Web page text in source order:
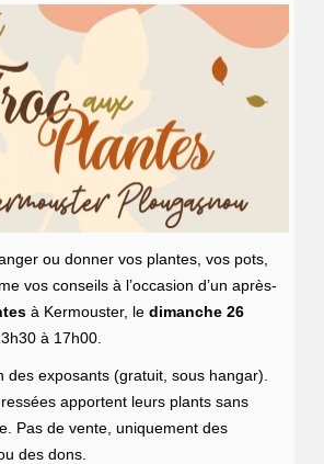
ou donner vos plantes, vos pots,
vos conseils à l’occasion d’un après-
à Kermouster, ledimanche 26
à 17h00.
des exposants (gratuit, sous hangar).
apportent leurs plants sans
Pas de vente, uniquement des
des dons.